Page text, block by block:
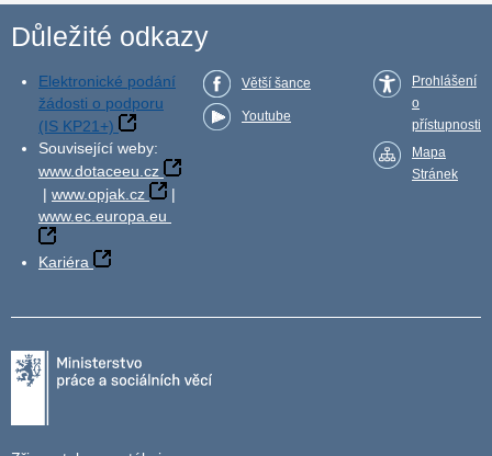
Důležité odkazy
Elektronické podání
žádosti o podporu
(IS KP21+)
Související weby:
www.dotaceeu.cz
| www.opjak.cz
|
www.ec.europa.eu
Kariéra
Větší šance
Youtube
Prohlášení
o
přístupnosti
Mapa
Stránek